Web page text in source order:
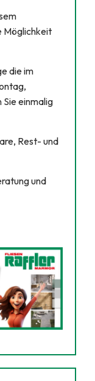
Möglichkeit
die im
einmalig
Rest- und
und